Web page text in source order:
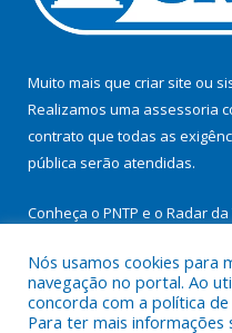
Muito mais que criar site ou
Realizamos uma assessoria
contrato que todas as
pública serão atendidas.
Conheça o PNTP e o Radar
Nós usamos cookies para
navegação no portal. Ao
concorda com a política
Para ter mais informações